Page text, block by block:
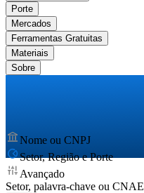
Porte
Mercados
Ferramentas Gratuitas
Materiais
Sobre
Nome ou CNPJ
Setor, Região e Porte
Avançado
Setor, palavra-chave ou CNAE